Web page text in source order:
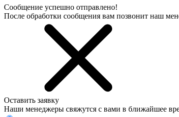
Сообщение успешно отправлено!
После обработки сообщения вам позвонит наш
Оставить заявку
Наши менеджеры свяжутся с вами в ближайшее